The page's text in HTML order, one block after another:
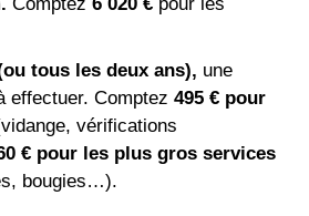
tous les deux ans), une
effectuer. Comptez 495 € pour
vérifications
€ pour les plus gros services
bougies…).